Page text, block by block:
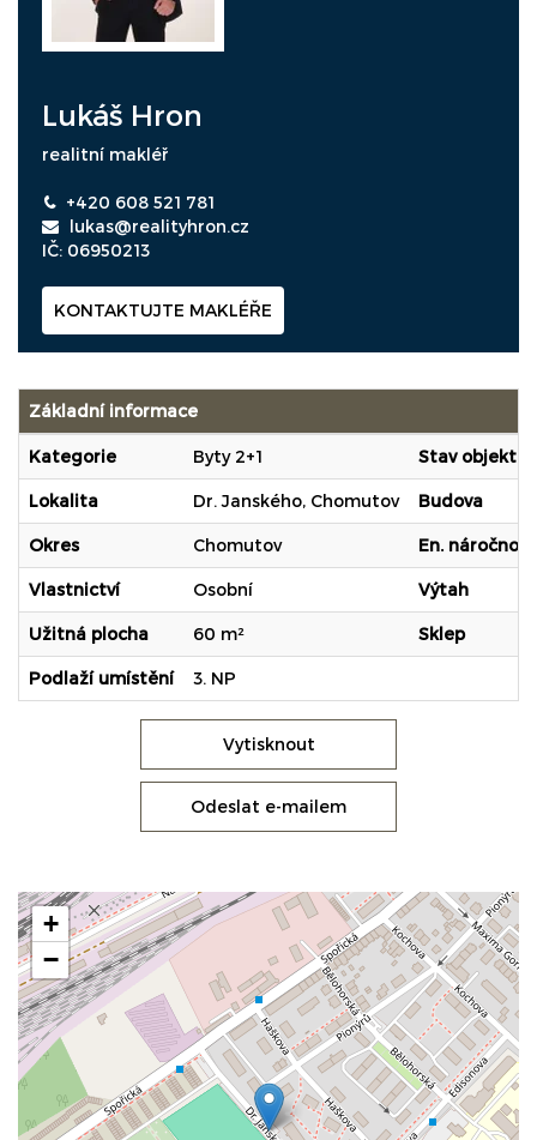
Lukáš Hron
realitní makléř
+420 608 521 781
lukas@realityhron.cz
IČ: 06950213
KONTAKTUJTE MAKLÉŘE
Základní informace
Kategorie Byty 2+1 Stav objektu
Lokalita Dr. Janského, Chomutov Budova
Okres Chomutov En.
Vlastnictví Osobní Výtah
Užitná plocha 60 m² Sklep
Podlaží umístění 3. NP
Vytisknout
Odeslat e-mailem
+
−